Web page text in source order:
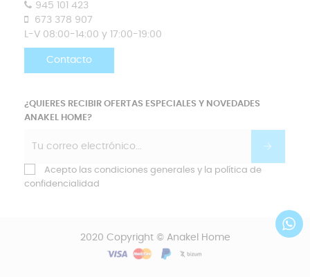
945 101 423
673 378 907
L-V 08:00-14:00 y 17:00-19:00
Contacto
¿QUIERES RECIBIR OFERTAS ESPECIALES Y NOVEDADES
ANAKEL HOME?
Acepto las condiciones generales y la política de
confidencialidad
2020 Copyright © Anakel Home